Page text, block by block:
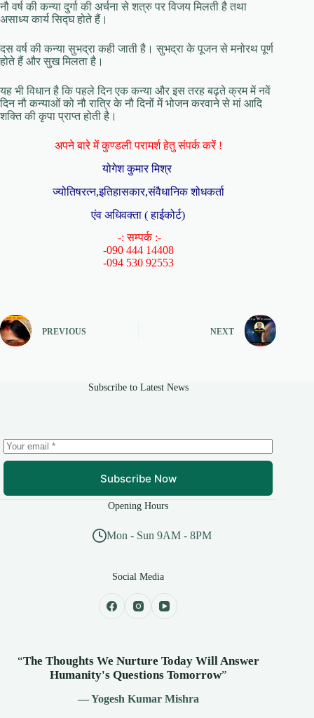
नौ वर्ष की कन्या दुर्गा की अर्चना से शत्रु पर विजय मिलती है तथा
असाध्य कार्य सिद्घ होते हैं।
दस वर्ष की कन्या सुभद्रा कही जाती है। सुभद्रा के पूजन से मनोरथ पूर्ण
होते हैं और सुख मिलता है।
यह भी विधान है कि पहले दिन एक कन्या और इस तरह बढ़ते क्रम में नवें
दिन नौ कन्याओं को नौ रात्रि के नौ दिनों में भोजन करवाने से मां आदि
शक्ति की कृपा प्राप्त होती है।
अपने बारे में कुण्डली परामर्श हेतु संपर्क करें !
योगेश कुमार मिश्र
ज्योतिषरत्न,इतिहासकार,संवैधानिक शोधकर्ता
एंव अधिवक्ता ( हाईकोर्ट)
-: सम्पर्क :-
-090 444 14408
-094 530 92553
PREVIOUS NEXT
Subscribe to Latest News
Subscribe Now
Opening Hours
Mon - Sun 9AM - 8PM
Social Media
“The Thoughts We Nurture Today Will Answer
Humanity's Questions Tomorrow”
— Yogesh Kumar Mishra